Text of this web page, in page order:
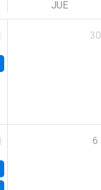
JUE
30
6